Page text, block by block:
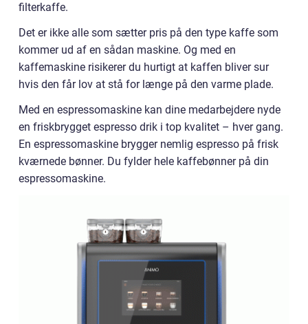
filterkaffe.
Det er ikke alle som sætter pris på den type kaffe som
kommer ud af en sådan maskine. Og med en
kaffemaskine risikerer du hurtigt at kaffen bliver sur
hvis den får lov at stå for længe på den varme plade.
Med en espressomaskine kan dine medarbejdere nyde
en friskbrygget espresso drik i top kvalitet – hver gang.
En espressomaskine brygger nemlig espresso på frisk
kværnede bønner. Du fylder hele kaffebønner på din
espressomaskine.